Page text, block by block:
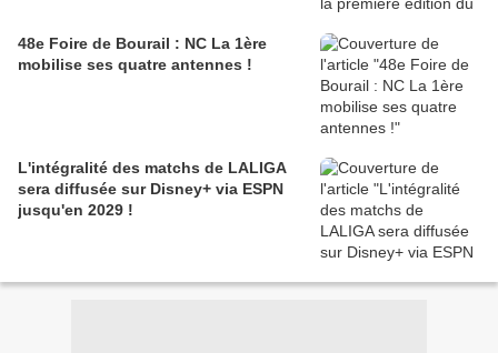
48e Foire de Bourail : NC La 1ère
mobilise ses quatre antennes !
L'intégralité des matchs de LALIGA
sera diffusée sur Disney+ via ESPN
jusqu'en 2029 !